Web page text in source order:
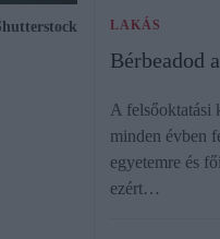
LAKÁS
Bérbeadod
A felsőoktatási
minden évben
egyetemre és
ezért…